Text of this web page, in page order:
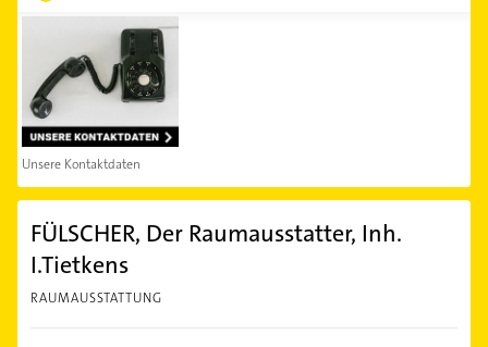
Unsere Kontaktdaten
FÜLSCHER, Der Raumausstatter, Inh.
I.Tietkens
RAUMAUSSTATTUNG